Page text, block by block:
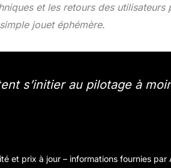
et les retours des utilisateurs
jouet éphémère.
s’initier au pilotage à
et prix à jour – informations fournies par